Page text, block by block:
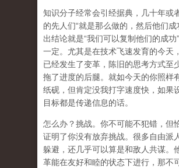
知识分子经常会引经据典，几十年或
的先人们“就是那么做的，然后他们成
出结论就是“我们可以复制他们的成功
一定。尤其是在技术飞速发育的今天
已经发生了变革，陈旧的思考方式至
拖了进度的后腿。就如今天的你照样
纸砚，但肯定没我打字速度快，如果
目标都是传递信息的话。
怎么办？挑战。你不可能不犯错，但
证明了你没有放弃挑战。很多自由派
躲避，还几乎可以算是和敌人共谋。
革能在友好和睦的状态下进行，那不